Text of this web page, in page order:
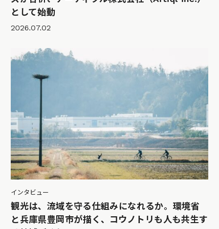
として始動
2026.07.02
インタビュー
観光は、流域を守る仕組みになれるか。環境省
と兵庫県豊岡市が描く、コウノトリも人も共生す